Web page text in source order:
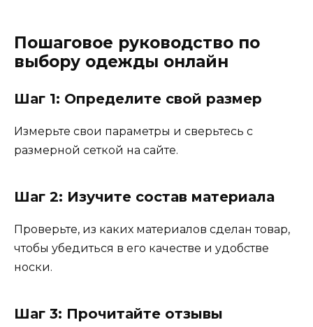
Пошаговое руководство по
выбору одежды онлайн
Шаг 1: Определите свой размер
Измерьте свои параметры и сверьтесь с
размерной сеткой на сайте.
Шаг 2: Изучите состав материала
Проверьте, из каких материалов сделан товар,
чтобы убедиться в его качестве и удобстве
носки.
Шаг 3: Прочитайте отзывы